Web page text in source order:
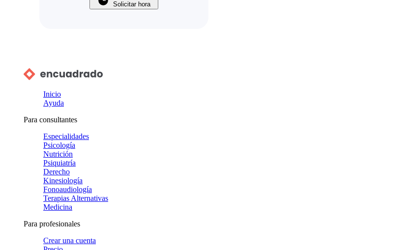
Solicitar hora
Inicio
Ayuda
Para consultantes
Especialidades
Psicología
Nutrición
Psiquiatría
Derecho
Kinesiología
Fonoaudiología
Terapias Alternativas
Medicina
Para profesionales
Crear una cuenta